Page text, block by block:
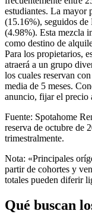
estudiantes. La mayor
(15.16%), seguidos
(4.98%). Esta mezcla
como destino de
Para los propietarios,
atraerá a un grupo
los cuales reservan
media de 5 meses.
anuncio, fijar el precio
Fuente: Spotahome
reserva de octubre de
trimestralmente.
Nota: «Principales
partir de cohortes y
totales pueden diferir
Qué buscan